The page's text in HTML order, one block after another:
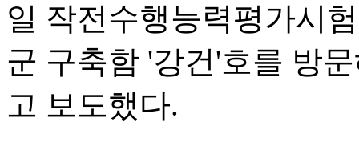
일 작전수행능력평가시
군 구축함 '강건'호를 방
고 보도했다.